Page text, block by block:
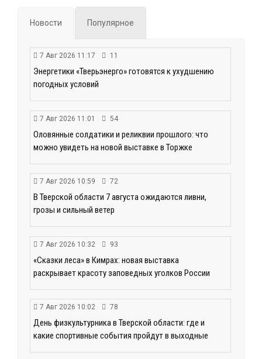
Новости Популярное
7 Авг 2026 11:17 11
Энергетики «Тверьэнерго» готовятся к ухудшению
погодных условий
7 Авг 2026 11:01 54
Оловянные солдатики и реликвии прошлого: что
можно увидеть на новой выставке в Торжке
7 Авг 2026 10:59 72
В Тверской области 7 августа ожидаются ливни,
грозы и сильный ветер
7 Авг 2026 10:32 93
«Сказки леса» в Кимрах: новая выставка
раскрывает красоту заповедных уголков России
7 Авг 2026 10:02 78
День физкультурника в Тверской области: где и
какие спортивные события пройдут в выходные